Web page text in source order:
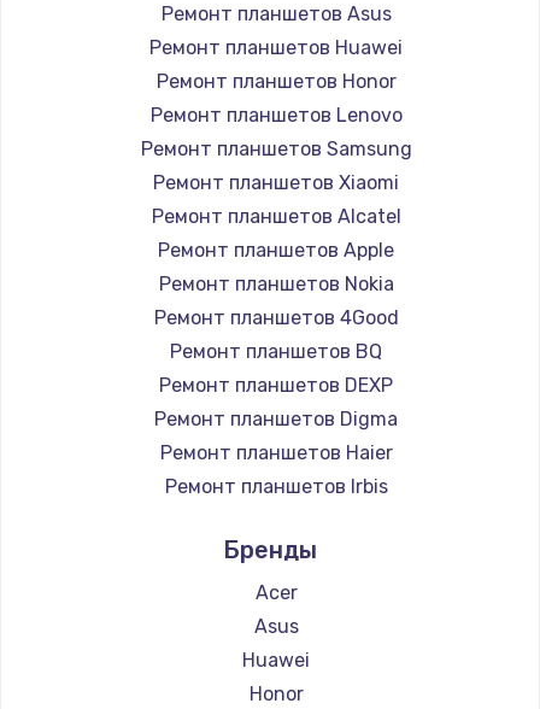
Ремонт планшетов Asus
Ремонт планшетов Huawei
Ремонт планшетов Honor
Ремонт планшетов Lenovo
Ремонт планшетов Samsung
Ремонт планшетов Xiaomi
Ремонт планшетов Alcatel
Ремонт планшетов Apple
Ремонт планшетов Nokia
Ремонт планшетов 4Good
Ремонт планшетов BQ
Ремонт планшетов DEXP
Ремонт планшетов Digma
Ремонт планшетов Haier
Ремонт планшетов Irbis
Ремонт планшетов Microsoft
Ремонт планшетов BlackView
Ремонт планшетов Amazon
Ремонт планшетов Aquarius
Ремонт планшетов Philips
Бренды
Acer
Asus
Huawei
Honor